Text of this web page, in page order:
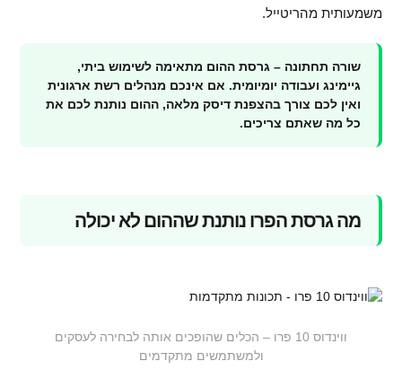
משמעותית מהריטייל.
שורה תחתונה – גרסת ההום מתאימה לשימוש ביתי,
גיימינג ועבודה יומיומית. אם אינכם מנהלים רשת ארגונית
ואין לכם צורך בהצפנת דיסק מלאה, ההום נותנת לכם את
כל מה שאתם צריכים.
מה גרסת הפרו נותנת שההום לא יכולה
ווינדוס 10 פרו – הכלים שהופכים אותה לבחירה לעסקים
ולמשתמשים מתקדמים